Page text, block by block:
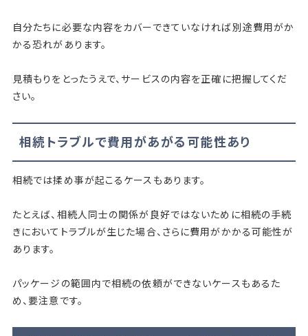
自分たちに必要な内容をカバーできていなければ別途費用がか
かる恐れがあります。
見積もりをとったうえで、サービスの内容を正確に把握してくだ
さい。
相続トラブルで費用があがる可能性あり
相続では揉め事が起こるケースもあります。
たとえば、相続人同士の関係が良好ではないために相続の手続
きにおいてトラブルが生じた場合、さらに費用がかかる可能性が
あります。
パッケージの範囲内で相続の依頼ができないケースもあるた
め、要注意です。